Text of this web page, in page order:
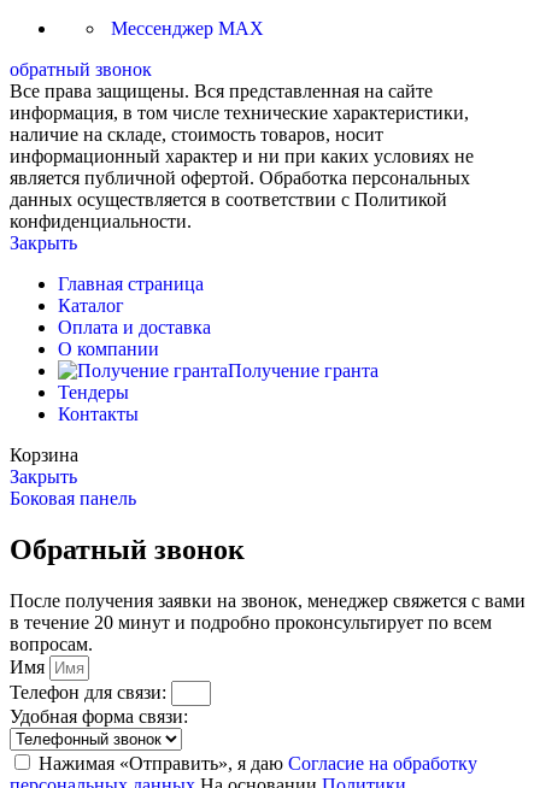
Мессенджер MAX
обратный звонок
Все права защищены. Вся представленная на сайте
информация, в том числе технические характеристики,
наличие на складе, стоимость товаров, носит
информационный характер и ни при каких условиях не
является публичной офертой. Обработка персональных
данных осуществляется в соответствии с Политикой
конфиденциальности.
Закрыть
Главная страница
Каталог
Оплата и доставка
О компании
Получение гранта
Тендеры
Контакты
Корзина
Закрыть
Боковая панель
Обратный звонок
После получения заявки на звонок, менеджер свяжется с вами
в течение 20 минут и подробно проконсультирует по всем
вопросам.
Имя
Телефон для связи:
Удобная форма связи:
Нажимая «Отправить», я даю Согласие на обработку